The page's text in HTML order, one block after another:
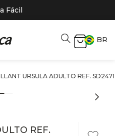
Fácil
BR
URSULA ADULTO REF.
REF.